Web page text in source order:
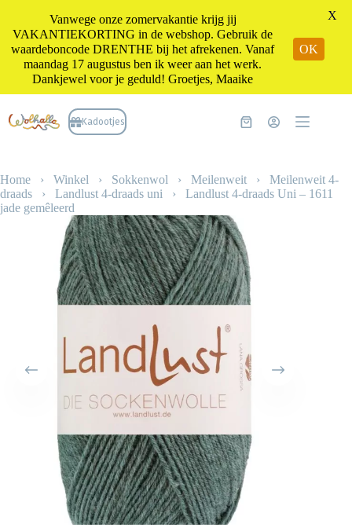
naar
de
Kadootjes Winkelwagen
Home › Winkel › Sokkenwol › Meilenweit › Meilenweit 4-
draads › Landlust 4-draads uni › Landlust 4-draads Uni – 1611
jade gemêleerd
Vanwege onze zomervakantie krijg jij
VAKANTIEKORTING in de webshop. Gebruik de
waardeboncode DRENTHE bij het afrekenen. Vanaf
maandag 17 augustus ben ik weer aan het werk.
Dankjewel voor je geduld! Groetjes, Maaike
OK
X